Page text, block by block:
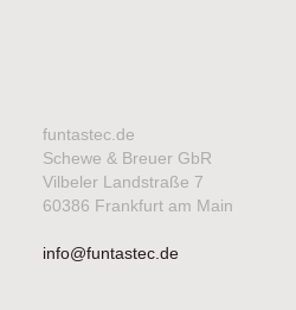
funtastec.de
Schewe & Breuer GbR
Vilbeler Landstraße 7
60386 Frankfurt am Main
info@funtastec.de